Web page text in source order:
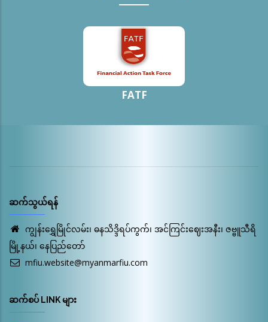
FATF
ဆက်သွယ်ရန်
ကျွန်းရွှေမြိုင်လမ်း၊ ဓနသိဒ္ဒိရပ်ကွက်၊ အင်ကြင်းဈေးအနီး၊ ဇဗ္ဗူသီရိ
မြို့နယ်၊ နေပြည်တော်
mfiu.website@myanmarfiu.com
ဆက်စပ် LINK များ